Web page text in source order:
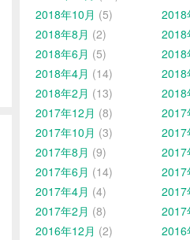
2018年10月 (5) 2018
2018年8月 (2) 2018
2018年6月 (5) 2018
2018年4月 (14) 2018
2018年2月 (13) 2018
2017年12月 (8) 2017
2017年10月 (3) 2017
2017年8月 (9) 2017
2017年6月 (14) 2017
2017年4月 (4) 2017
2017年2月 (8) 2017
2016年12月 (2) 2016